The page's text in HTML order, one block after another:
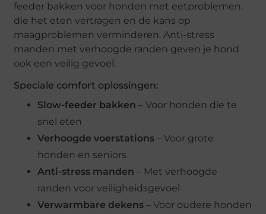
feeder bakken voor honden met eetproblemen,
die het eten vertragen en de kans op
maagproblemen verminderen. Anti-stress
manden met verhoogde randen geven je hond
ook een veilig gevoel.
Speciale comfort oplossingen:
Slow-feeder bakken – Voor honden die te
snel eten
Verhoogde voerstations – Voor grote
honden en seniors
Anti-stress manden – Met verhoogde
randen voor veiligheidsgevoel
Verwarmbare dekens – Voor oudere honden